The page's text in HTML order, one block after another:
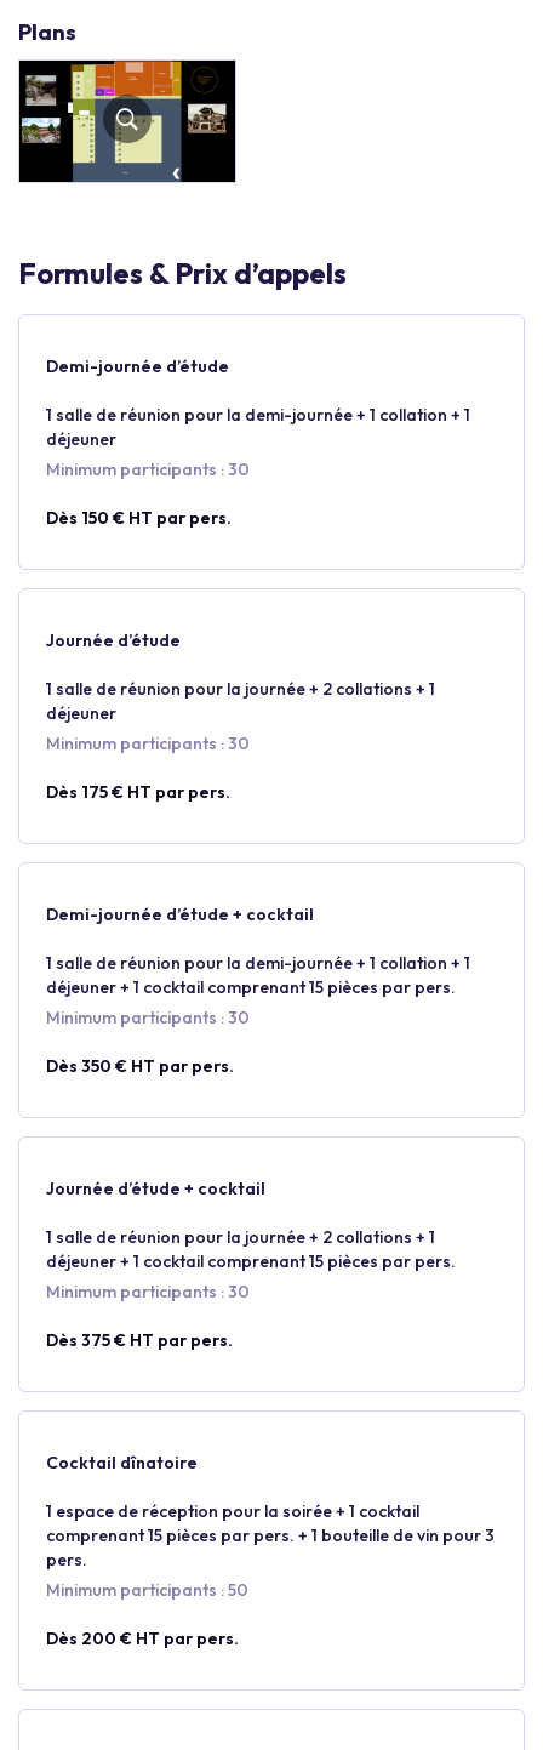
Plans
Formules & Prix d’appels
Demi-journée d’étude
1 salle de réunion pour la demi-journée + 1 collation + 1
déjeuner
Minimum participants : 30
Dès 150 € HT par pers.
Journée d’étude
1 salle de réunion pour la journée + 2 collations + 1
déjeuner
Minimum participants : 30
Dès 175 € HT par pers.
Demi-journée d’étude + cocktail
1 salle de réunion pour la demi-journée + 1 collation + 1
déjeuner + 1 cocktail comprenant 15 pièces par pers.
Minimum participants : 30
Dès 350 € HT par pers.
Journée d’étude + cocktail
1 salle de réunion pour la journée + 2 collations + 1
déjeuner + 1 cocktail comprenant 15 pièces par pers.
Minimum participants : 30
Dès 375 € HT par pers.
Cocktail dînatoire
1 espace de réception pour la soirée + 1 cocktail
comprenant 15 pièces par pers. + 1 bouteille de vin pour 3
pers.
Minimum participants : 50
Dès 200 € HT par pers.